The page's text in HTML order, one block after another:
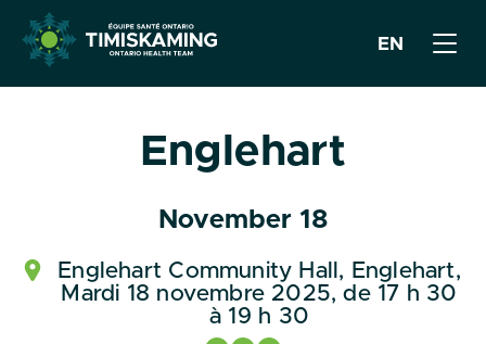
EN
Englehart
November 18
Englehart Community Hall, Englehart,
Mardi 18 novembre 2025, de 17 h 30
à 19 h 30